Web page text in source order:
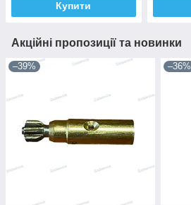
Купити
Акційні пропозиції та новинки
–39% –36%